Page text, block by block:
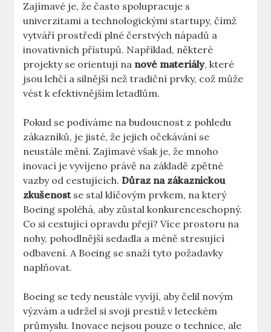
Zajímavé ‍je, že často⁣ spolupracuje s
univerzitami a ​technologickými startupy, čímž
vytváří prostředí​ plné čerstvých nápadů a
inovativních přístupů. ​Například, některé⁣
projekty ​se orientují na nové materiály, které
jsou lehčí a silnější než tradiční prvky, ⁣což může
vést k​ efektivnějším letadlům.
Pokud se podíváme na budoucnost z ‍pohledu
zákazníků,⁤ je jisté, že jejich očekávání⁢ se
neustále mění. Zajímavé však je, že mnoho
inovací⁤ je vyvíjeno právě na základě zpětné
vazby od cestujících.‌Důraz na zákaznickou
zkušenostse stal klíčovým⁤ prvkem, na který​
Boeing spoléhá, aby⁣ zůstal konkurenceschopný.
Co si cestující⁤ opravdu přejí? Více prostoru‌ na
nohy, pohodlnější sedadla​ a méně stresující
odbavení. A Boeing se snaží tyto požadavky
naplňovat.
Boeing⁣ se tedy neustále vyvíjí, aby čelil novým
výzvám a⁢ udržel‌ si svoji prestiž v⁣ leteckém⁢
průmyslu. Inovace ​nejsou ​pouze ⁤o technice,‍ ale